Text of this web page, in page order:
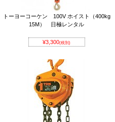
トーヨーコーケン 100V ホイスト（400kg
15M） 日極レンタル
¥3,300(税別)